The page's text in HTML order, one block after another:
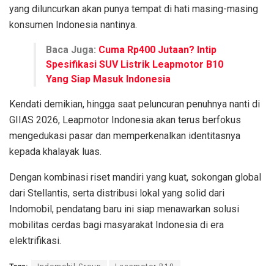
yang diluncurkan akan punya tempat di hati masing-masing
konsumen Indonesia nantinya.
Baca Juga: Cuma Rp400 Jutaan? Intip
Spesifikasi SUV Listrik Leapmotor B10
Yang Siap Masuk Indonesia
Kendati demikian, hingga saat peluncuran penuhnya nanti di
GIIAS 2026, Leapmotor Indonesia akan terus berfokus
mengedukasi pasar dan memperkenalkan identitasnya
kepada khalayak luas.
Dengan kombinasi riset mandiri yang kuat, sokongan global
dari Stellantis, serta distribusi lokal yang solid dari
Indomobil, pendatang baru ini siap menawarkan solusi
mobilitas cerdas bagi masyarakat Indonesia di era
elektrifikasi.